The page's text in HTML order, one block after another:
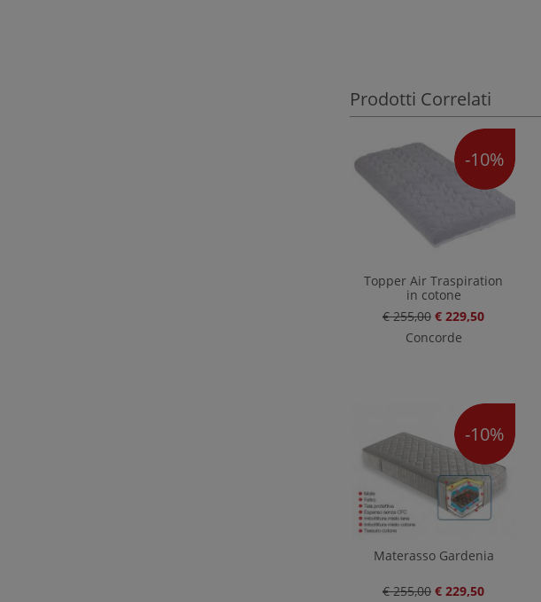
Prodotti Correlati
-10%
Topper Air Traspiration
in cotone
€ 255,00 € 229,50
Concorde
-10%
Materasso Gardenia
€ 255,00 € 229,50